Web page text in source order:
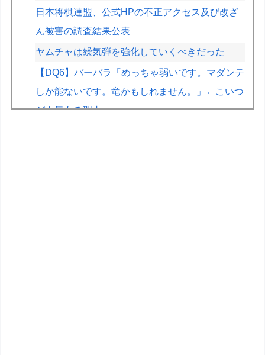
日本将棋連盟、公式HPの不正アクセス及び改ざ
ん被害の調査結果公表
ヤムチャは繰気弾を強化していくべきだった
【DQ6】バーバラ「めっちゃ弱いです。マダンテ
しか能ないです。竜かもしれません。」←こいつ
が人気ある理由